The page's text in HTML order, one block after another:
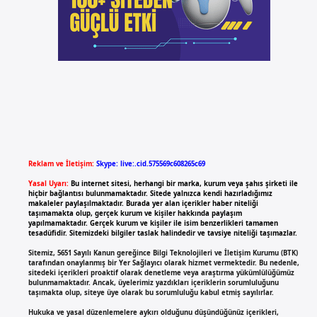
Reklam ve İletişim: Skype: live:.cid.575569c608265c69
Yasal Uyarı: Bu internet sitesi, herhangi bir marka, kurum veya şahıs şirketi ile
hiçbir bağlantısı bulunmamaktadır. Sitede yalnızca kendi hazırladığımız
makaleler paylaşılmaktadır. Burada yer alan içerikler haber niteliği
taşımamakta olup, gerçek kurum ve kişiler hakkında paylaşım
yapılmamaktadır. Gerçek kurum ve kişiler ile isim benzerlikleri tamamen
tesadüfidir. Sitemizdeki bilgiler taslak halindedir ve tavsiye niteliği taşımazlar.
Sitemiz, 5651 Sayılı Kanun gereğince Bilgi Teknolojileri ve İletişim Kurumu (BTK)
tarafından onaylanmış bir Yer Sağlayıcı olarak hizmet vermektedir. Bu nedenle,
sitedeki içerikleri proaktif olarak denetleme veya araştırma yükümlülüğümüz
bulunmamaktadır. Ancak, üyelerimiz yazdıkları içeriklerin sorumluluğunu
taşımakta olup, siteye üye olarak bu sorumluluğu kabul etmiş sayılırlar.
Hukuka ve yasal düzenlemelere aykırı olduğunu düşündüğünüz içerikleri,